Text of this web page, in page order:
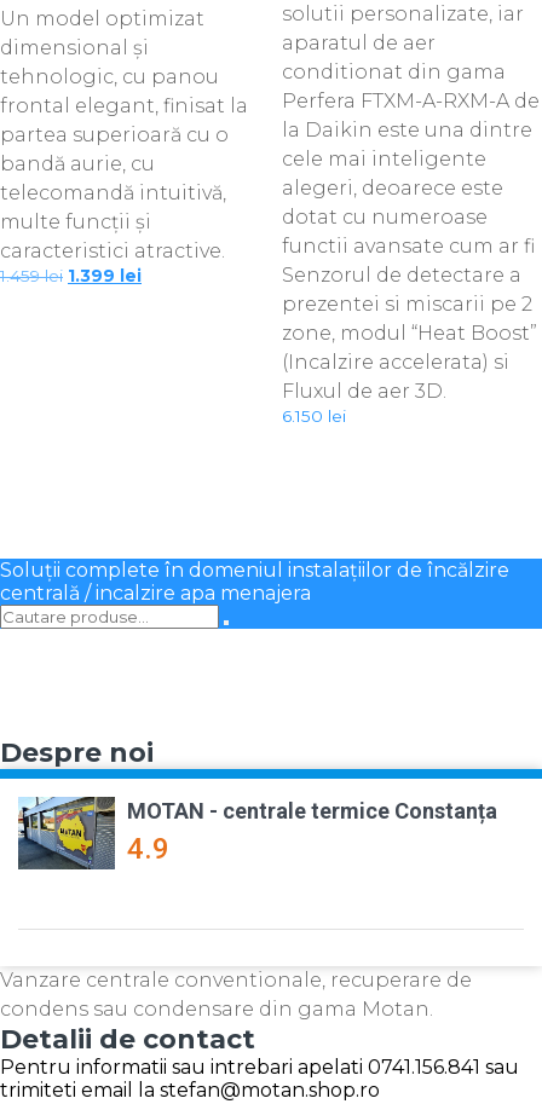
Un model optimizat
dimensional și
tehnologic, cu panou
frontal elegant, finisat la
partea superioară cu o
bandă aurie, cu
telecomandă intuitivă,
multe funcții și
caracteristici atractive.
1.459lei Prețul
1.399 leiPrețul
solutii personalizate, iar
aparatul de aer
conditionat din gama
Perfera FTXM-A-RXM-A de
la Daikin este una dintre
cele mai inteligente
alegeri, deoarece este
dotat cu numeroase
functii avansate cum ar fi
Senzorul de detectare a
prezentei si miscarii pe 2
zone, modul “Heat Boost”
(Incalzire accelerata) si
Fluxul de aer 3D.
6.150 lei
Soluții complete în domeniul instalațiilor de încălzire
centrală / incalzire apa menajera
Despre noi
MOTAN - centrale termice Constanța
4.9
Vanzare centrale conventionale, recuperare de
condens sau condensare din gama Motan.
Detalii de contact
Pentru informatii sau intrebari apelati 0741.156.841 sau
trimiteti email la stefan@motan.shop.ro